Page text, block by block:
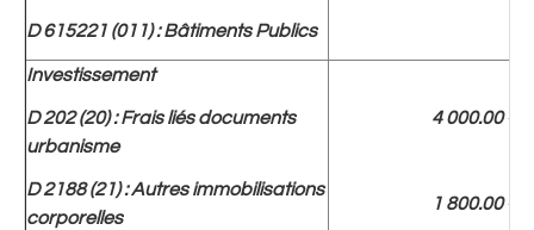
D 615221 (011) : Bâtiments Publics
Investissement
D 202 (20) : Frais liés documents
urbanisme
D 2188 (21) : Autres immobilisations
corporelles
4 000.00 €
1 800.00 €